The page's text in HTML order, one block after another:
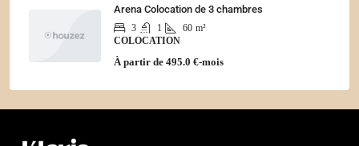
Arena Colocation de 3 chambres
3 1 60 m²
COLOCATION
À partir de 495.0 €-mois